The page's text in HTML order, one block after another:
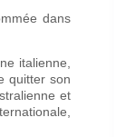
dans
italienne,
quitter son
et